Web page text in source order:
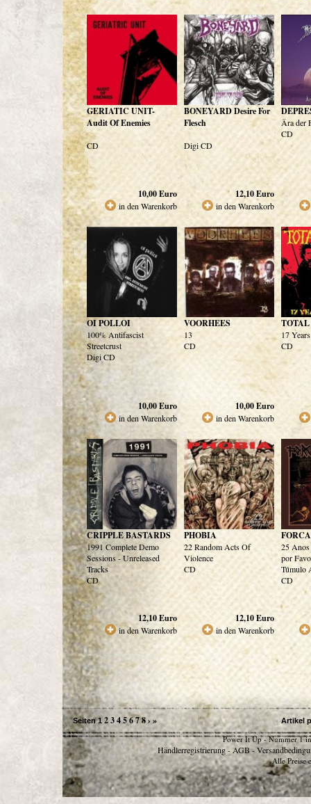
GERIATIC UNIT-
Audit Of Enemies
CD
10,00Euro
in den Warenkorb
BONEYARD Desire For
Flesch
Digi CD
12,10Euro
in den Warenkorb
Ära der
CD
OI POLLOI
100% Antifascist
Streetcrust
Digi CD
10,00Euro
in den Warenkorb
VOORHEES
13
CD
10,00Euro
in den Warenkorb
TOTAL
17
CD
CRIPPLE BASTARDS
1991 Complete Demo
Sessions - Unreleased
Tracks
CD
12,10Euro
in den Warenkorb
PHOBIA
22 Random Acts Of
Violence
CD
12,10Euro
in den Warenkorb
25 Anos
por
Túmulo
CD
Seiten 1 2345678›» Artikel
Power It Up - Nummer 1
Händlerregistrierung - AGB -
Alle Preise